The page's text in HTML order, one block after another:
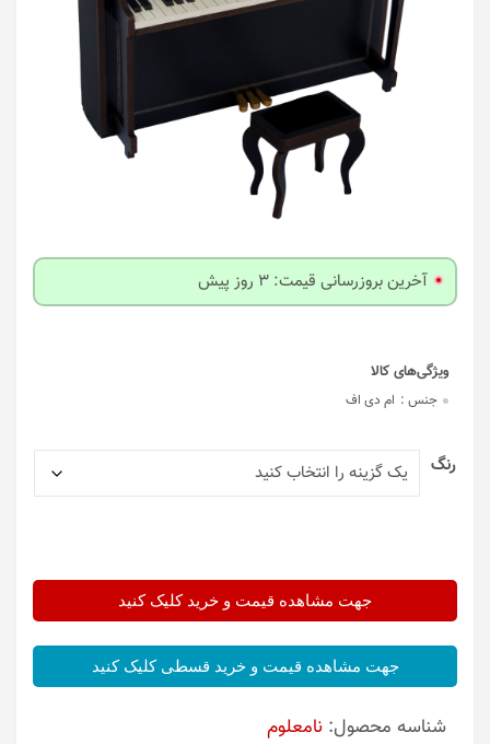
آخرین بروزرسانی قیمت: 3 روز پیش
جنس : ام دی اف
رنگ
جهت مشاهده قیمت و خرید کلیک کنید
جهت مشاهده قیمت و خرید قسطی کلیک کنید
شناسه محصول: نامعلوم